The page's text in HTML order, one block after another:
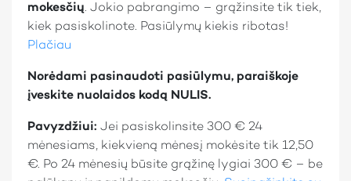
mokesčių. Jokio pabrangimo – grąžinsite tik tiek,
kiek pasiskolinote. Pasiūlymų kiekis ribotas!
Plačiau
Norėdami pasinaudoti pasiūlymu, paraiškoje
įveskite nuolaidos kodą NULIS.
Pavyzdžiui: Jei pasiskolinsite 300 € 24
mėnesiams, kiekvieną mėnesį mokėsite tik 12,50
€. Po 24 mėnesių būsite grąžinę lygiai 300 € – be